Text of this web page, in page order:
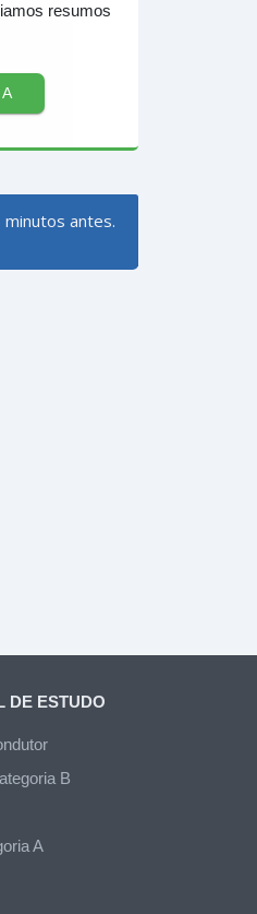
resumos
minutos antes.
DE ESTUDO
B
A